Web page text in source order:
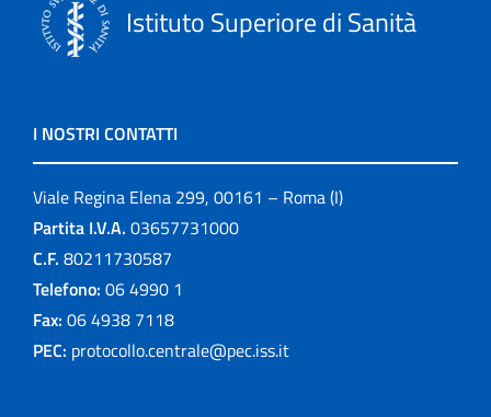
Istituto Superiore di Sanità
I NOSTRI CONTATTI
Viale Regina Elena 299, 00161 – Roma (I)
Partita I.V.A. 03657731000
C.F. 80211730587
Telefono: 06 4990 1
Fax: 06 4938 7118
PEC: protocollo.centrale@pec.iss.it